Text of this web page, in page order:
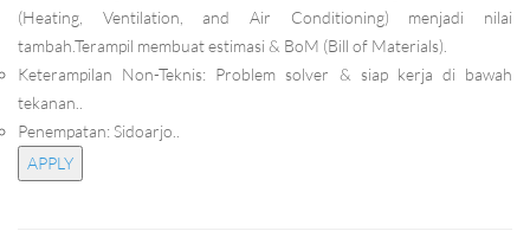
(Heating, Ventilation, and Air Conditioning) menjadi nilai
tambah.Terampil membuat estimasi & BoM (Bill of Materials).
Keterampilan Non-Teknis: Problem solver & siap kerja di bawah
tekanan..
Penempatan: Sidoarjo..
APPLY